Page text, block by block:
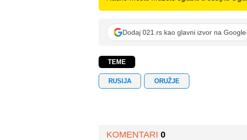
Dodaj 021.rs kao glavni izvor na
TEME
RUSIJA ORUŽJE
KOMENTARI 0